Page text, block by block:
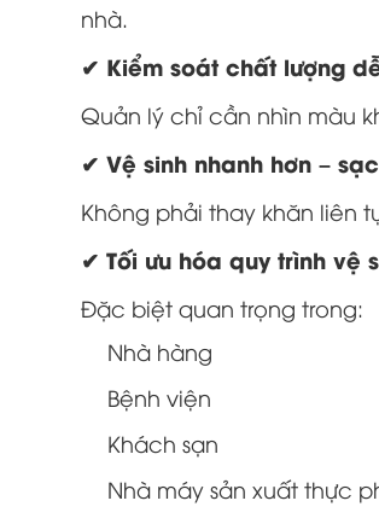
nhà.
✔ Kiểm soát chất lượng
Quản lý chỉ cần nhìn màu
✔ Vệ sinh nhanh hơn –
Không phải thay khăn liên
✔ Tối ưu hóa quy trình vệ
Đặc biệt quan trọng trong:
Nhà hàng
Bệnh viện
Khách sạn
Nhà máy sản xuất thực